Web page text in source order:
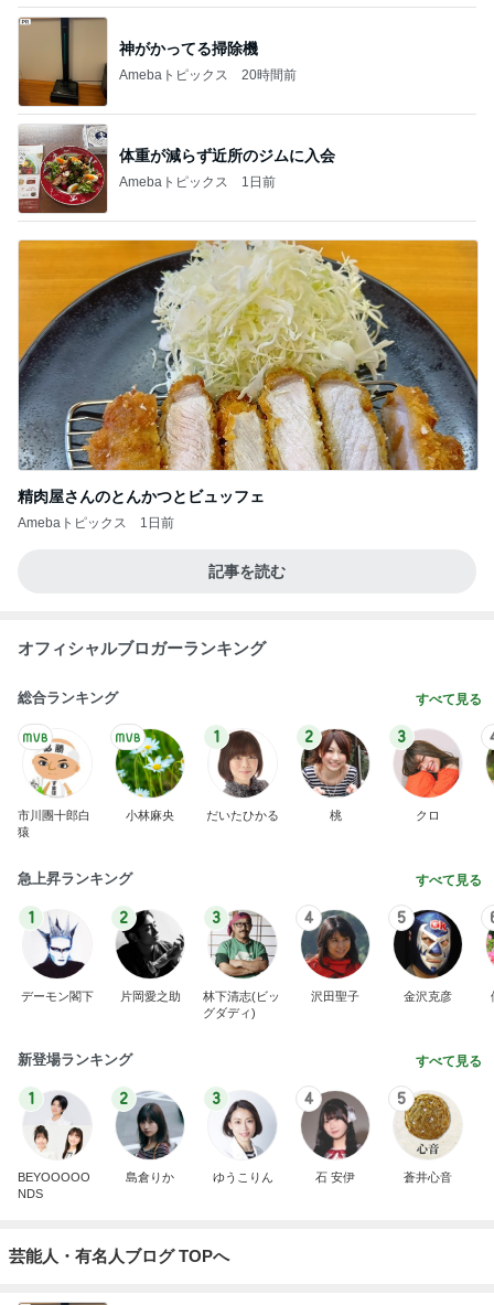
神がかってる掃除機
Amebaトピックス 20時間前
体重が減らず近所のジムに入会
Amebaトピックス 1日前
精肉屋さんのとんかつとビュッフェ
Amebaトピックス 1日前
記事を読む
オフィシャルブロガーランキング
総合ランキング すべて見る
市川團十郎白
猿
小林麻央
1
だいたひかる
2
桃
3
クロ
急上昇ランキング すべて見る
1
デーモン閣下
2
片岡愛之助
3
林下清志(ビッ
グダディ)
4
沢田聖子
5
金沢克彦
新登場ランキング すべて見る
1
BEYOOOOO
NDS
2
島倉りか
3
ゆうこりん
4
石 安伊
5
蒼井心音
芸能人・有名人ブログ TOPへ